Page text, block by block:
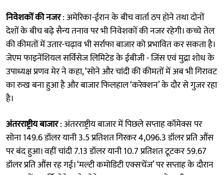
निवेशकों की नजर: अमेरिका-ईरान के बीच वार्ता ठप होने तथा दोनों
देशों के बीच बढ़े सैन्य तनाव पर भी निवेशकों की नजर रहेगी। कच्चे तेल
की कीमतों में उतार-चढ़ाव भी सर्राफा बाजार को प्रभावित कर सकता है।
जेएम फाइनेंशियल सर्विसेज लिमिटेड के ईबीजी - जिंस एवं मुद्रा शोध के
उपाध्यक्ष प्रणव मेर ने कहा, ‘सोने और चांदी की कीमतों में अब भी गिरावट
का रुख बना हुआ है और बाजार फिलहाल ‘करेक्शन’ के दौर से गुजर रहा
है।
अंतरराष्ट्रीय बाजार: अंतरराष्ट्रीय बाजार में पिछले सप्ताह कॉमेक्स पर
सोना 149.6 डॉलर यानी 3.5 प्रतिशत गिरकर 4,096.3 डॉलर प्रति औंस
पर बंद हुआ। वहीं चांदी 7.13 डॉलर यानी 10.7 प्रतिशत टूटकर 59.67
डॉलर प्रति औंस रह गई। ‘मल्टी कमोडिटी एक्सचेंज’ पर सप्ताह के दौरान